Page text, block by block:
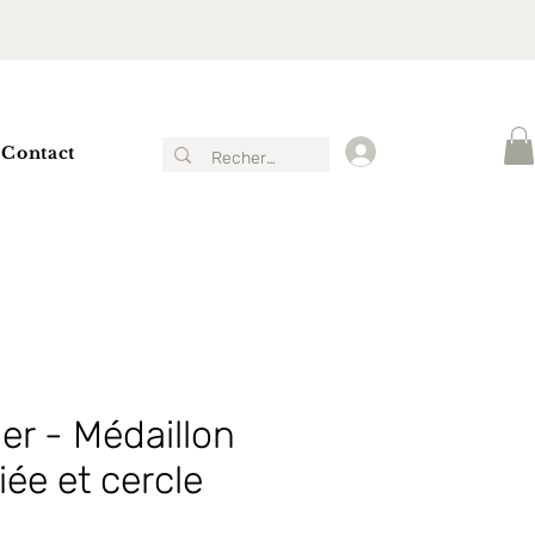
Contact
- Médaillon
et cercle